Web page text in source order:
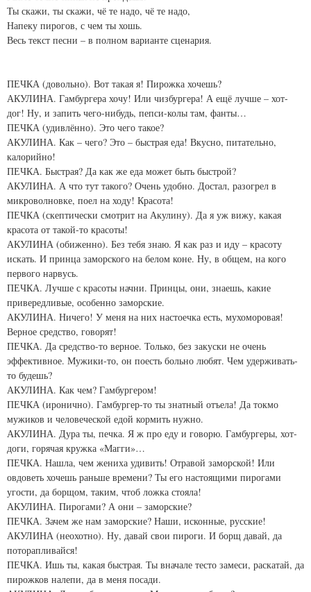
Ты скажи, ты скажи, чё те надо, чё те надо,
Напеку пирогов, с чем ты хошь.
Весь текст песни – в полном варианте сценария.
ПЕЧКА (довольно). Вот такая я! Пирожка хочешь?
АКУЛИНА. Гамбургера хочу! Или чизбургера! А ещё лучше – хот-
дог! Ну, и запить чего-нибудь, пепси-колы там, фанты…
ПЕЧКА (удивлённо). Это чего такое?
АКУЛИНА. Как – чего? Это – быстрая еда! Вкусно, питательно,
калорийно!
ПЕЧКА. Быстрая? Да как же еда может быть быстрой?
АКУЛИНА. А что тут такого? Очень удобно. Достал, разогрел в
микроволновке, поел на ходу! Красота!
ПЕЧКА (скептически смотрит на Акулину). Да я уж вижу, какая
красота от такой-то красоты!
АКУЛИНА (обиженно). Без тебя знаю. Я как раз и иду – красоту
искать. И принца заморского на белом коне. Ну, в общем, на кого
первого нарвусь.
ПЕЧКА. Лучше с красоты начни. Принцы, они, знаешь, какие
привередливые, особенно заморские.
АКУЛИНА. Ничего! У меня на них настоечка есть, мухоморовая!
Верное средство, говорят!
ПЕЧКА. Да средство-то верное. Только, без закуски не очень
эффективное. Мужики-то, он поесть больно любят. Чем удерживать-
то будешь?
АКУЛИНА. Как чем? Гамбургером!
ПЕЧКА (иронично). Гамбургер-то ты знатный отъела! Да токмо
мужиков и человеческой едой кормить нужно.
АКУЛИНА. Дура ты, печка. Я ж про еду и говорю. Гамбургеры, хот-
доги, горячая кружка «Магги»…
ПЕЧКА. Нашла, чем жениха удивить! Отравой заморской! Или
овдоветь хочешь раньше времени? Ты его настоящими пирогами
угости, да борщом, таким, чтоб ложка стояла!
АКУЛИНА. Пирогами? А они – заморские?
ПЕЧКА. Зачем же нам заморские? Наши, исконные, русские!
АКУЛИНА (неохотно). Ну, давай свои пироги. И борщ давай, да
поторапливайся!
ПЕЧКА. Ишь ты, какая быстрая. Ты вначале тесто замеси, раскатай, да
пирожков налепи, да в меня посади.